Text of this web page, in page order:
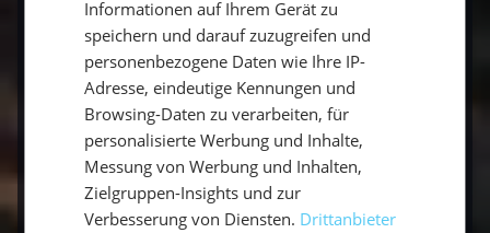
5. Dein nächster Schritt
Informationen auf Ihrem Gerät zu
speichern und darauf zuzugreifen und
personenbezogene Daten wie Ihre IP-
Adresse, eindeutige Kennungen und
Browsing-Daten zu verarbeiten, für
personalisierte Werbung und Inhalte,
Messung von Werbung und Inhalten,
Zielgruppen-Insights und zur
Verbesserung von Diensten. Drittanbieter